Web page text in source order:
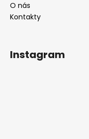
O nás
Kontakty
Instagram